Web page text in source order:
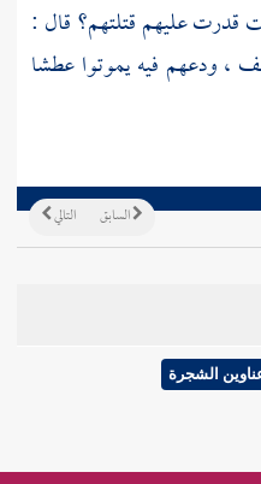
قدرت عليهم قتلتهم؟ قال :
، ودعهم فيه يموتوا عطشا
التالي السابق
الشجرة